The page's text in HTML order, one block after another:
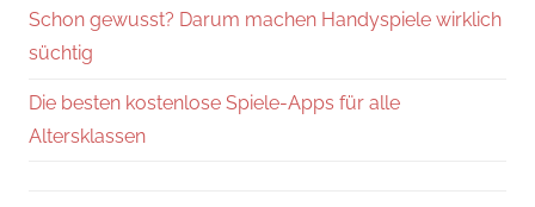
Schon gewusst? Darum machen Handyspiele wirklich
süchtig
Die besten kostenlose Spiele-Apps für alle
Altersklassen